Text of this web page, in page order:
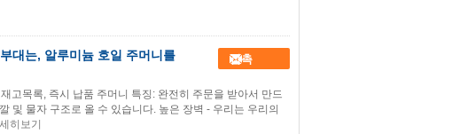
대는, 알루미늄 호일 주머니를
접촉
고목록, 즉시 납품 주머니 특징: 완전히 주문을 받아서 만드
및 물자 구조로 올 수 있습니다. 높은 장벽 - 우리는 우리의
히보기